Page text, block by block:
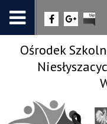
Ośrodek